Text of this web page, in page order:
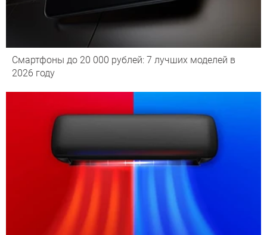
Смартфоны до 20 000 рублей: 7 лучших моделей в
2026 году